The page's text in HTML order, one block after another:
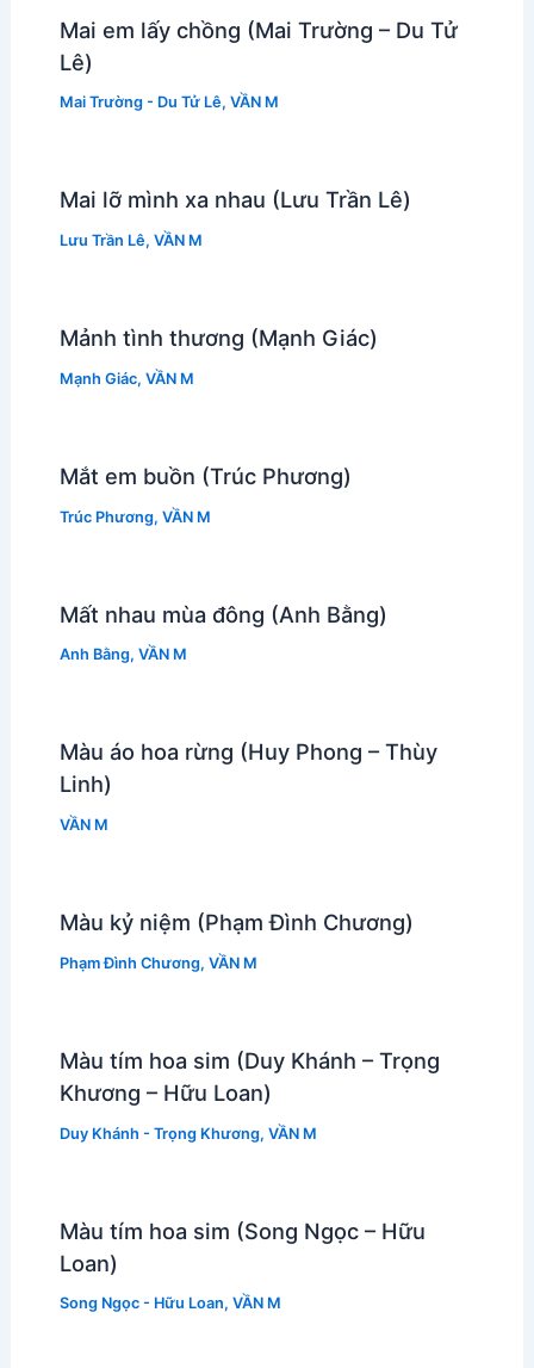
Mai em lấy chồng (Mai Trường – Du Tử
Lê)
Mai Trường - Du Tử Lê, VẦN M
Mai lỡ mình xa nhau (Lưu Trần Lê)
Lưu Trần Lê, VẦN M
Mảnh tình thương (Mạnh Giác)
Mạnh Giác, VẦN M
Mắt em buồn (Trúc Phương)
Trúc Phương, VẦN M
Mất nhau mùa đông (Anh Bằng)
Anh Bằng, VẦN M
Màu áo hoa rừng (Huy Phong – Thùy
Linh)
VẦN M
Màu kỷ niệm (Phạm Đình Chương)
Phạm Đình Chương, VẦN M
Màu tím hoa sim (Duy Khánh – Trọng
Khương – Hữu Loan)
Duy Khánh - Trọng Khương, VẦN M
Màu tím hoa sim (Song Ngọc – Hữu
Loan)
Song Ngọc - Hữu Loan, VẦN M